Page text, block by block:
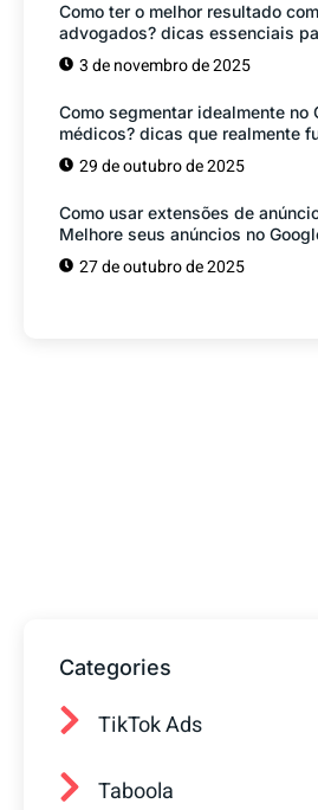
Como ter o melhor resultado
advogados? dicas essenciais
3 de novembro de 2025
Como segmentar idealmente no
médicos? dicas que realmente
29 de outubro de 2025
Como usar extensões de
Melhore seus anúncios no
27 de outubro de 2025
Categories
TikTok Ads
Taboola